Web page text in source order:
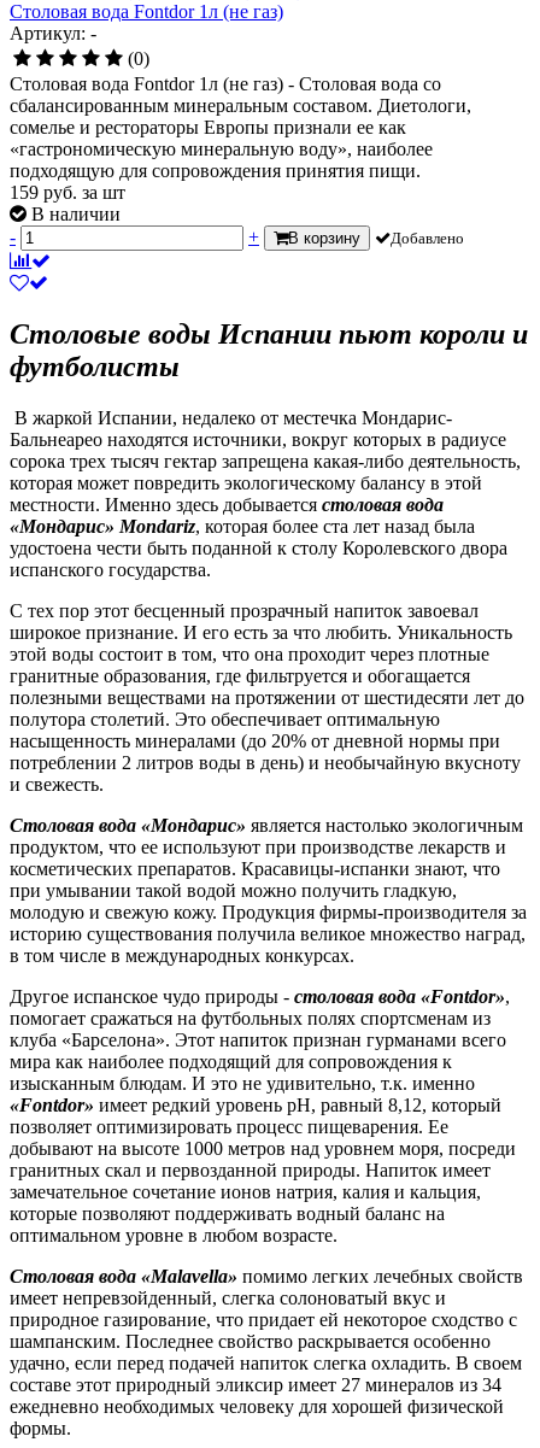
Столовая вода Fontdor 1л (не газ)
Артикул: -
(0)
Столовая вода Fontdor 1л (не газ) - Столовая вода со
сбалансированным минеральным составом. Диетологи,
сомелье и рестораторы Европы признали ее как
«гастрономическую минеральную воду», наиболее
подходящую для сопровождения принятия пищи.
159 руб. за шт
В наличии
-
+ В корзину Добавлено
Столовые воды Испании пьют короли и
футболисты
В жаркой Испании, недалеко от местечка Мондарис-
Бальнеарео находятся источники, вокруг которых в радиусе
сорока трех тысяч гектар запрещена какая-либо деятельность,
которая может повредить экологическому балансу в этой
местности. Именно здесь добывается столовая вода
«Мондарис» Mondariz, которая более ста лет назад была
удостоена чести быть поданной к столу Королевского двора
испанского государства.
С тех пор этот бесценный прозрачный напиток завоевал
широкое признание. И его есть за что любить. Уникальность
этой воды состоит в том, что она проходит через плотные
гранитные образования, где фильтруется и обогащается
полезными веществами на протяжении от шестидесяти лет до
полутора столетий. Это обеспечивает оптимальную
насыщенность минералами (до 20% от дневной нормы при
потреблении 2 литров воды в день) и необычайную вкусноту
и свежесть.
Столовая вода «Мондарис» является настолько экологичным
продуктом, что ее используют при производстве лекарств и
косметических препаратов. Красавицы-испанки знают, что
при умывании такой водой можно получить гладкую,
молодую и свежую кожу. Продукция фирмы-производителя за
историю существования получила великое множество наград,
в том числе в международных конкурсах.
Другое испанское чудо природы - столовая вода «Fontdor»,
помогает сражаться на футбольных полях спортсменам из
клуба «Барселона». Этот напиток признан гурманами всего
мира как наиболее подходящий для сопровождения к
изысканным блюдам. И это не удивительно, т.к. именно
«Fontdor» имеет редкий уровень pH, равный 8,12, который
позволяет оптимизировать процесс пищеварения. Ее
добывают на высоте 1000 метров над уровнем моря, посреди
гранитных скал и первозданной природы. Напиток имеет
замечательное сочетание ионов натрия, калия и кальция,
которые позволяют поддерживать водный баланс на
оптимальном уровне в любом возрасте.
Столовая вода «Malavella» помимо легких лечебных свойств
имеет непревзойденный, слегка солоноватый вкус и
природное газирование, что придает ей некоторое сходство с
шампанским. Последнее свойство раскрывается особенно
удачно, если перед подачей напиток слегка охладить. В своем
составе этот природный эликсир имеет 27 минералов из 34
ежедневно необходимых человеку для хорошей физической
формы.